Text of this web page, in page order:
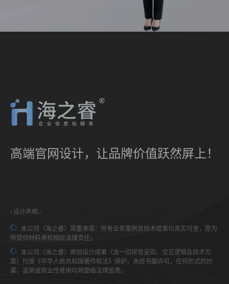
高端官网设计，让品牌价值跃然屏上！
设计声明
本公司（海之睿）郑重承诺：所有业务案例及技术成果均真实可查，愿为
所提供材料承担相应法律责任；
本公司（海之睿）原创设计成果（含一切视觉呈现、交互逻辑及技术方
案）均受《中华人民共和国著作权法》保护，未经书面许可，任何形式的抄
袭、盗用或商业性使用均将面临法律追责。